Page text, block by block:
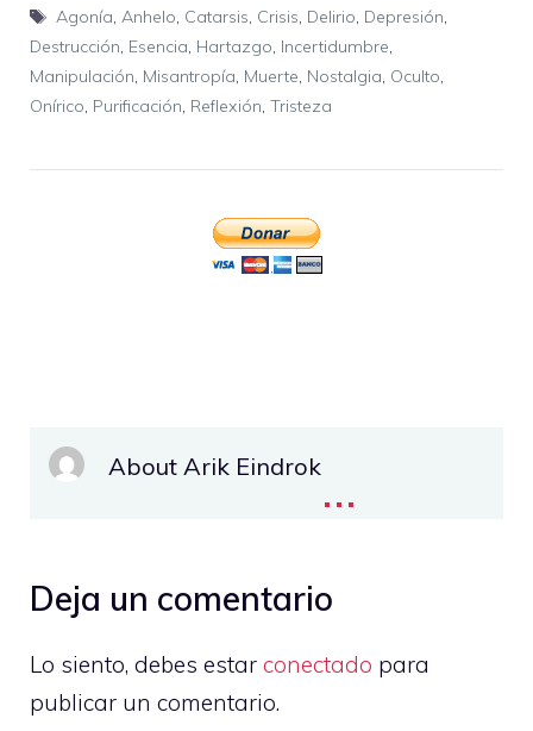
Etiquetas
Agonía, Anhelo, Catarsis, Crisis, Delirio, Depresión,
Destrucción, Esencia, Hartazgo, Incertidumbre,
Manipulación, Misantropía, Muerte, Nostalgia, Oculto,
Onírico, Purificación, Reflexión, Tristeza
About Arik Eindrok...
Deja un comentario
Lo siento, debes estar conectado para
publicar un comentario.